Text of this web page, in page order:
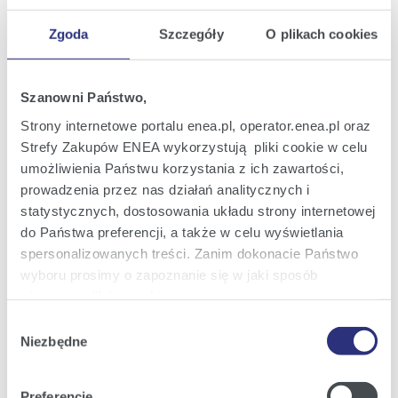
Zgoda Szczegóły O plikach cookies
Szanowni Państwo,
Strony internetowe portalu enea.pl, operator.enea.pl oraz
Strefy Zakupów ENEA wykorzystują pliki cookie w celu
umożliwienia Państwu korzystania z ich zawartości,
prowadzenia przez nas działań analitycznych i
statystycznych, dostosowania układu strony internetowej
do Państwa preferencji, a także w celu wyświetlania
spersonalizowanych treści. Zanim dokonacie Państwo
wyboru prosimy o zapoznanie się w jaki sposób
Szczegółowe informacje na ten temat znajdziecie
Polityce
zgody
Niezbędne
2023
17:18
kwartał 2023 roku
paź
18:39
Informacja o zamiarze ujęcia w
skonsolidowanym sprawozdaniu
finansowym za III kwartał 2023 roku
jednorazowej operacji o charakterze
księgowym
13
wrz
2023
19:59
Raport bieżący nr 38/2023
Informacja o zamiarze ujęcia w
skonsolidowanym sprawozdaniu
finansowym za I półrocze 2023 roku
jednorazowej operacji o charakterze
księgowym
sie
2023
Informacja w sprawie wstępnych wyników
finansowych i operacyjnych za I półrocze